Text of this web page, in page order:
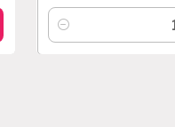
Cantidad